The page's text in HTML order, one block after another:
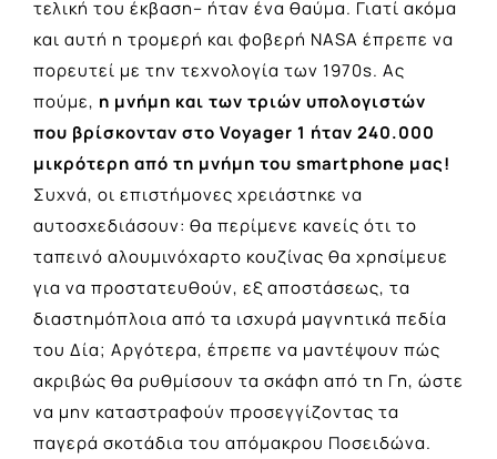
τελική του έκβαση– ήταν ένα θαύμα. Γιατί ακόμα
και αυτή η τρομερή και φοβερή NASA έπρεπε να
πορευτεί με την τεχνολογία των 1970s. Ας
πούμε, η μνήμη και των τριών υπολογιστών
που βρίσκονταν στο Voyager 1 ήταν 240.000
μικρότερη από τη μνήμη του smartphone μας!
Συχνά, οι επιστήμονες χρειάστηκε να
αυτοσχεδιάσουν: θα περίμενε κανείς ότι το
ταπεινό αλουμινόχαρτο κουζίνας θα χρησίμευε
για να προστατευθούν, εξ αποστάσεως, τα
διαστημόπλοια από τα ισχυρά μαγνητικά πεδία
του Δία; Αργότερα, έπρεπε να μαντέψουν πώς
ακριβώς θα ρυθμίσουν τα σκάφη από τη Γη, ώστε
να μην καταστραφούν προσεγγίζοντας τα
παγερά σκοτάδια του απόμακρου Ποσειδώνα.